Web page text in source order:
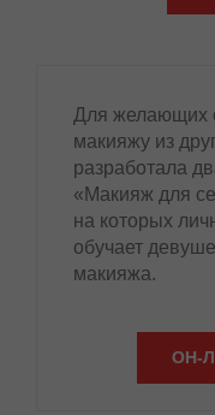
Для желающих
макияжу из
разработала
«Макияж для
на которых
обучает
макияжа.
ОН-